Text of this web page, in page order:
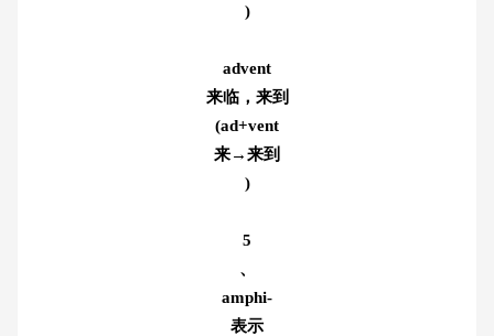
)
advent
来临，来到
(ad+vent
来→来到
)
5
、
amphi-
表示